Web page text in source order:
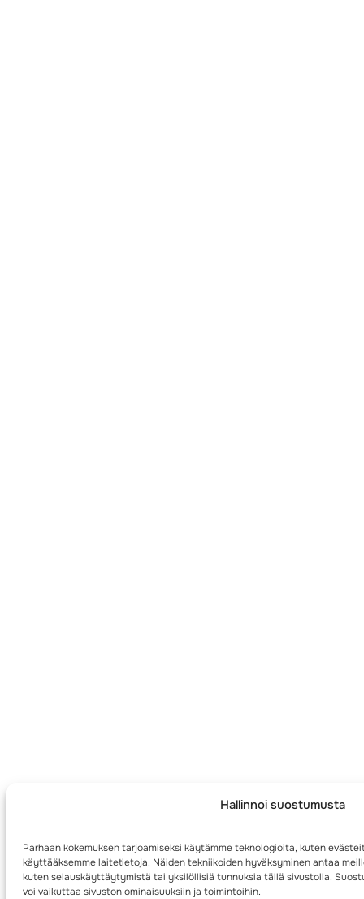
Hallinnoi suostumusta
Parhaan kokemuksen tarjoamiseksi käytämme teknologioita, kuten
käyttääksemme laitetietoja. Näiden tekniikoiden hyväksyminen antaa
kuten selauskäyttäytymistä tai yksilöllisiä tunnuksia tällä sivustolla.
voi vaikuttaa sivuston ominaisuuksiin ja toimintoihin.